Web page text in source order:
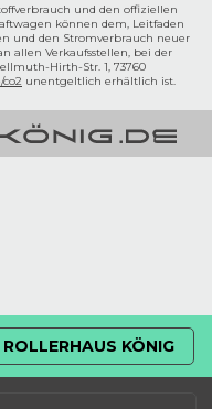
und den offiziellen
können dem‚ Leitfaden
und den Stromverbrauch neuer
allen Verkaufsstellen, bei der
Hirth-Str. 1, 73760
unentgeltlich erhältlich ist.
ROLLERHAUS KÖNIG